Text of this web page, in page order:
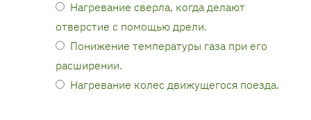
Нагревание сверла, когда делают
отверстие с помощью дрели.
Понижение температуры газа при его
расширении.
Нагревание колес движущегося поезда.